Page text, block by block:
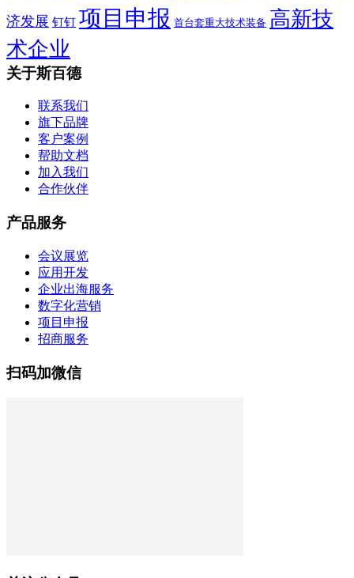
济发展 钉钉 项目申报 首台套重大技术装备 高新技
术企业
关于斯百德
联系我们
旗下品牌
客户案例
帮助文档
加入我们
合作伙伴
产品服务
会议展览
应用开发
企业出海服务
数字化营销
项目申报
招商服务
扫码加微信